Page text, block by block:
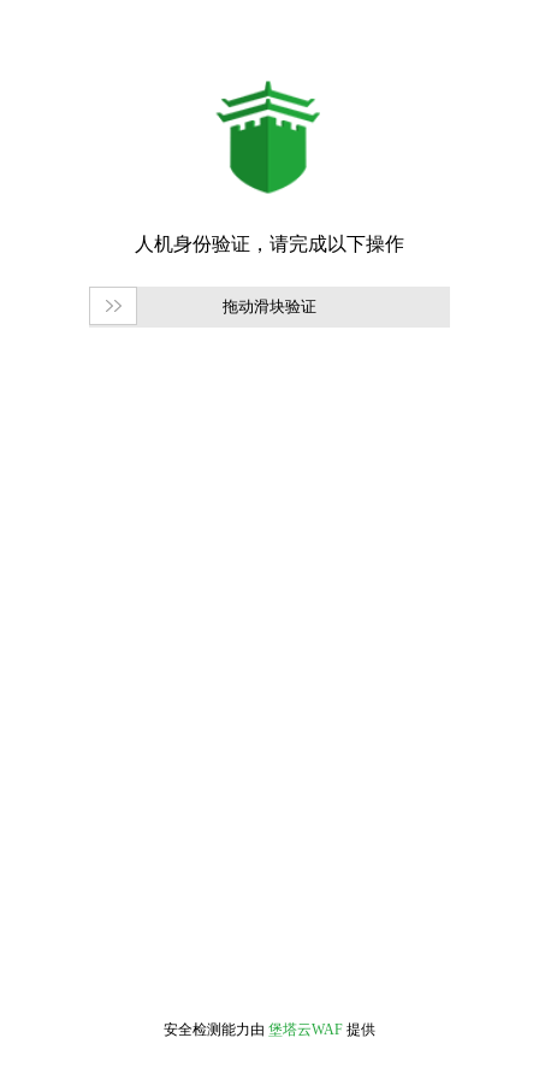
拖动滑块验证
安全检测能力由 堡塔云WAF 提供